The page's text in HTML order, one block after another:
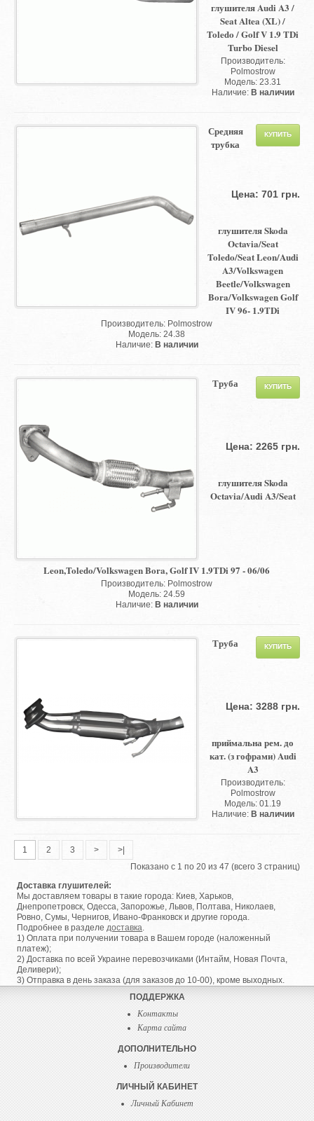
глушителя Audi A3 /
Seat Altea (XL) /
Toledo / Golf V 1.9 TDi
Turbo Diesel
Производитель:
Polmostrow
Модель: 23.31
Наличие: В наличии
Цена: 701 грн.
Средняя
трубка
глушителя Skoda
Octavia/Seat
Toledo/Seat Leon/Audi
A3/Volkswagen
Beetle/Volkswagen
Bora/Volkswagen Golf
IV 96- 1.9TDi
Производитель: Polmostrow
Модель: 24.38
Наличие: В наличии
Цена: 2265 грн.
Труба
глушителя Skoda
Octavia/Audi A3/Seat
Leon,Toledo/Volkswagen Bora, Golf IV 1.9TDi 97 - 06/06
Производитель: Polmostrow
Модель: 24.59
Наличие: В наличии
Цена: 3288 грн.
Труба
приймальна рем. до
кат. (з гофрами) Audi
A3
Производитель:
Polmostrow
Модель: 01.19
Наличие: В наличии
1 2 3 >
>|
Показано с 1 по 20 из 47 (всего 3 страниц)
Доставка глушителей:
Мы доставляем товары в такие города: Киев, Харьков,
Днепропетровск, Одесса, Запорожье, Львов, Полтава, Николаев,
Ровно, Сумы, Чернигов, Ивано-Франковск и другие города.
Подробнее в разделедоставка.
1) Оплата при получении товара в Вашем городе (наложенный
платеж);
2) Доставка по всей Украине перевозчиками (Интайм, Новая Почта,
Деливери);
3) Отправка в день заказа (для заказов до 10-00), кроме выходных.
ПОДДЕРЖКА
Контакты
Карта сайта
ДОПОЛНИТЕЛЬНО
Производители
ЛИЧНЫЙ КАБИНЕТ
Личный Кабинет